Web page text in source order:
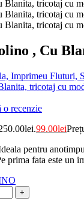
, Cu
Imprimeu Fluturi,
tricotaj cu
o recenzie
99.00lei
pentru
prima fata este un
+